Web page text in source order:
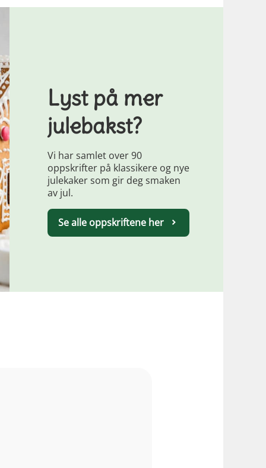
Lyst på mer
julebakst?
Vi har samlet over 90
oppskrifter på klassikere og nye
julekaker som gir deg smaken
av jul.
Se alle oppskriftene her